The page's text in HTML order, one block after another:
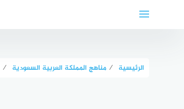
الرئيسية ⁄ مناهج المملكة العربية السعودية ⁄